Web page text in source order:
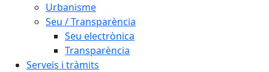
Urbanisme
Seu / Transparència
Seu electrònica
Transparència
Serveis i tràmits